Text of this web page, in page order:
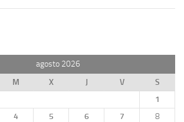
agosto 2026
M X J V
S
1
4 5 6 7
8